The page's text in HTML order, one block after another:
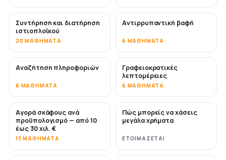
Συντήρηση και διατήρηση
ιστιοπλοϊκού
20 ΜΑΘΉΜΑΤΑ
ΣΎΝΤΟΜΑ
Αντιρρυπαντική βαφή
6 ΜΑΘΉΜΑΤΑ
Αναζήτηση πληροφοριών
6 ΜΑΘΉΜΑΤΑ
Γραφειοκρατικές
λεπτομέρειες
6 ΜΑΘΉΜΑΤΑ
ΣΎΝΤΟΜΑ
Αγορά σκάφους ανά
προϋπολογισμό — από 10
έως 30 χιλ. €
13 ΜΑΘΉΜΑΤΑ
ΣΎΝΤΟΜΑ
Πώς μπορείς να χάσεις
μεγάλα χρήματα
ΕΤΟΙΜΆΖΕΤΑΙ